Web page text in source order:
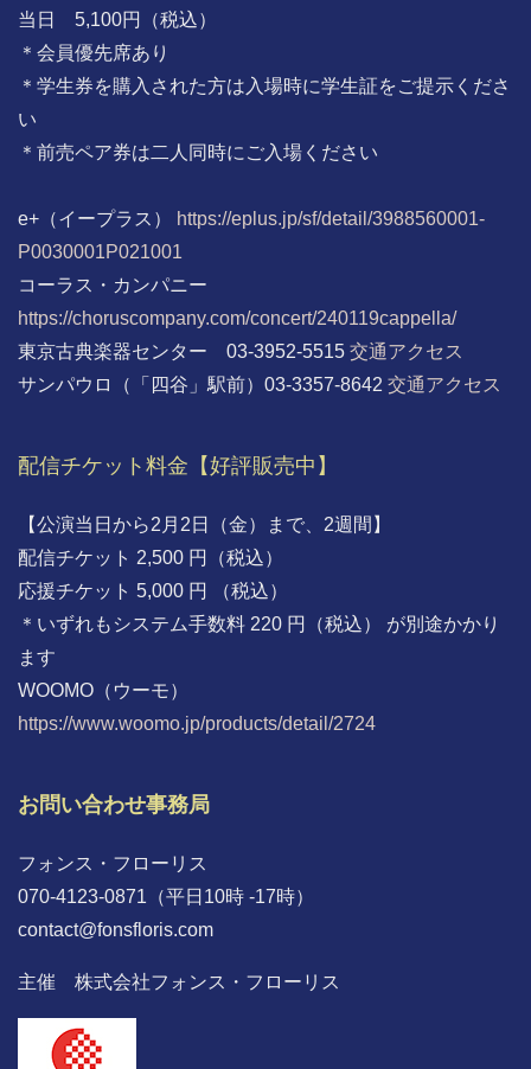
当日 5,100円（税込）
＊会員優先席あり
＊学生券を購入された方は入場時に学生証をご提示くださ
い
＊前売ペア券は二人同時にご入場ください
e+（イープラス）
https://eplus.jp/sf/detail/3988560001-
P0030001P021001
コーラス・カンパニー
https://choruscompany.com/concert/240119cappella/
東京古典楽器センター 03-3952-5515 交通アクセス
サンパウロ（「四谷」駅前）03-3357-8642 交通アクセス
配信チケット料金【好評販売中】
【公演当日から2月2日（金）まで、2週間】
配信チケット 2,500 円（税込）
応援チケット 5,000 円 （税込）
＊いずれもシステム手数料 220 円（税込） が別途かかり
ます
WOOMO（ウーモ）
https://www.woomo.jp/products/detail/2724
お問い合わせ事務局
フォンス・フローリス
070-4123-0871（平日10時 -17時）
contact@fonsfloris.com
主催 株式会社フォンス・フローリス